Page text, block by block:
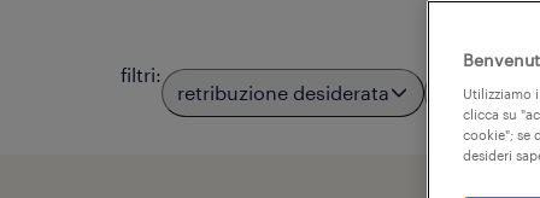
filtri:
retribuzione desiderata località
Utilizziamo
clicca su
cookie"; se
desideri